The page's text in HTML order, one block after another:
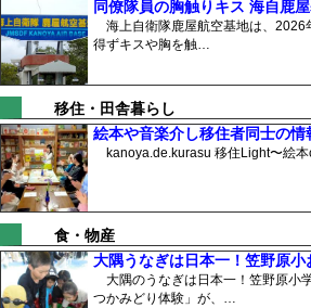
同僚隊員の胸触りキス 海自鹿
海上自衛隊鹿屋航空基地は、2026
得ずキスや胸を触…
移住・田舎暮らし
絵本や音楽介し移住者同士の
kanoya.de.kurasu 移住Light〜絵
食・物産
大隅うなぎは日本一！笠野原
大隅のうなぎは日本一！笠野原小
つかみどり体験」が、…